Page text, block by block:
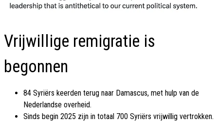
Vrijwillige remigratie is
begonnen
84 Syriërs keerden terug naar Damascus, met hulp van de
Nederlandse overheid.
Sinds begin 2025 zijn in totaal 700 Syriërs vrijwillig vertrokken.